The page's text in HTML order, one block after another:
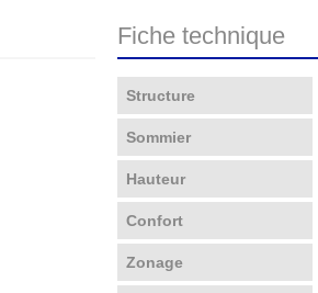
Fiche technique
Structure
Sommier
Hauteur
Confort
Zonage